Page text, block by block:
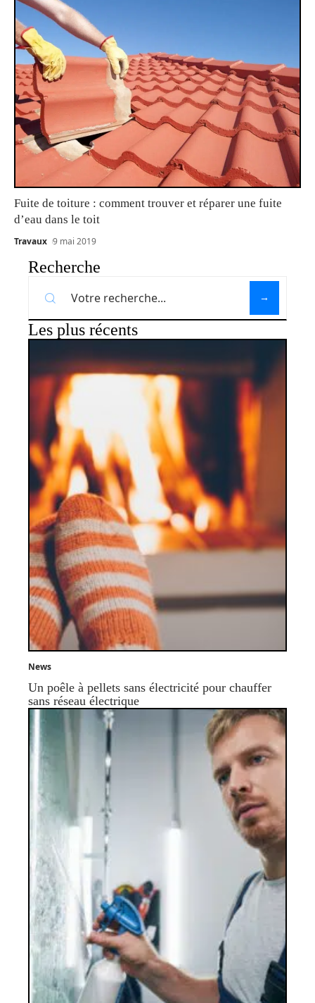
Fuite de toiture : comment trouver et réparer une fuite
d’eau dans le toit
Travaux 9 mai 2019
Recherche
Les plus récents
News
Un poêle à pellets sans électricité pour chauffer
sans réseau électrique